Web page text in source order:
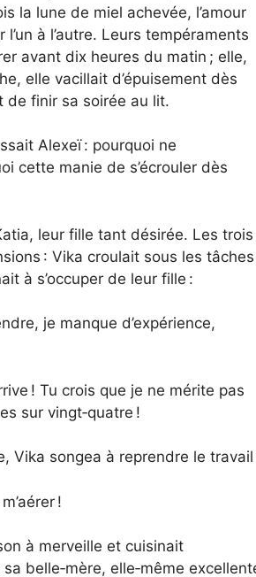
la lune de miel achevée, l’amour
à l’autre. Leurs tempéraments
avant dix heures du matin ; elle,
elle vacillait d’épuisement dès
de finir sa soirée au lit.
Alexeï : pourquoi ne
cette manie de s’écrouler dès
leur fille tant désirée. Les trois
: Vika croulait sous les tâches
à s’occuper de leur fille :
je manque d’expérience,
! Tu crois que je ne mérite pas
sur vingt‑quatre !
Vika songea à reprendre le travail
!
à merveille et cuisinait
belle‑mère, elle‑même